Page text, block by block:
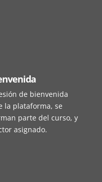
de bienvenida
la plataforma, se
parte del curso, y
asignado.